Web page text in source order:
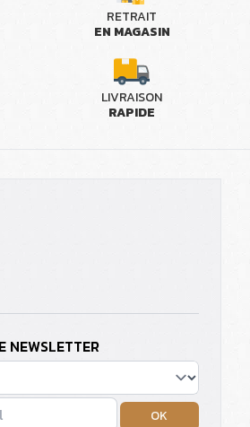
RETRAIT
EN MAGASIN
LIVRAISON
RAPIDE
NEWSLETTER
OK